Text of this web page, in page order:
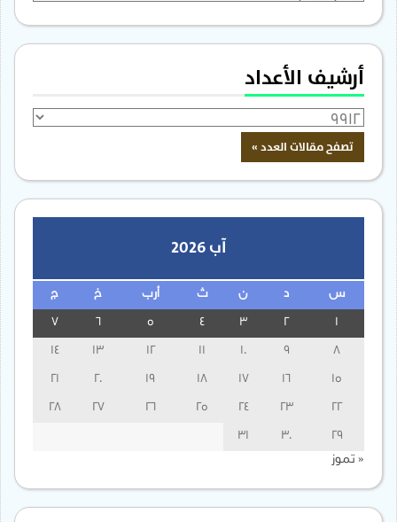
أرشيف الأعداد
آب 2026
س ن ث أرب خ ج
3
13
14
15
16
17
18
19
20
21
22
23
24
25
26
27
28
29
30
31
« تموز